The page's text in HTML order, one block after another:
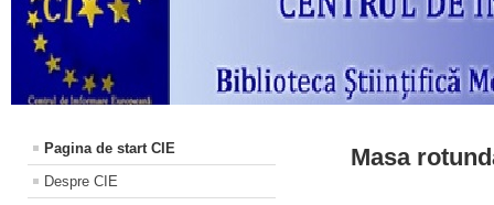
Pagina de start CIE
Despre CIE
Masa